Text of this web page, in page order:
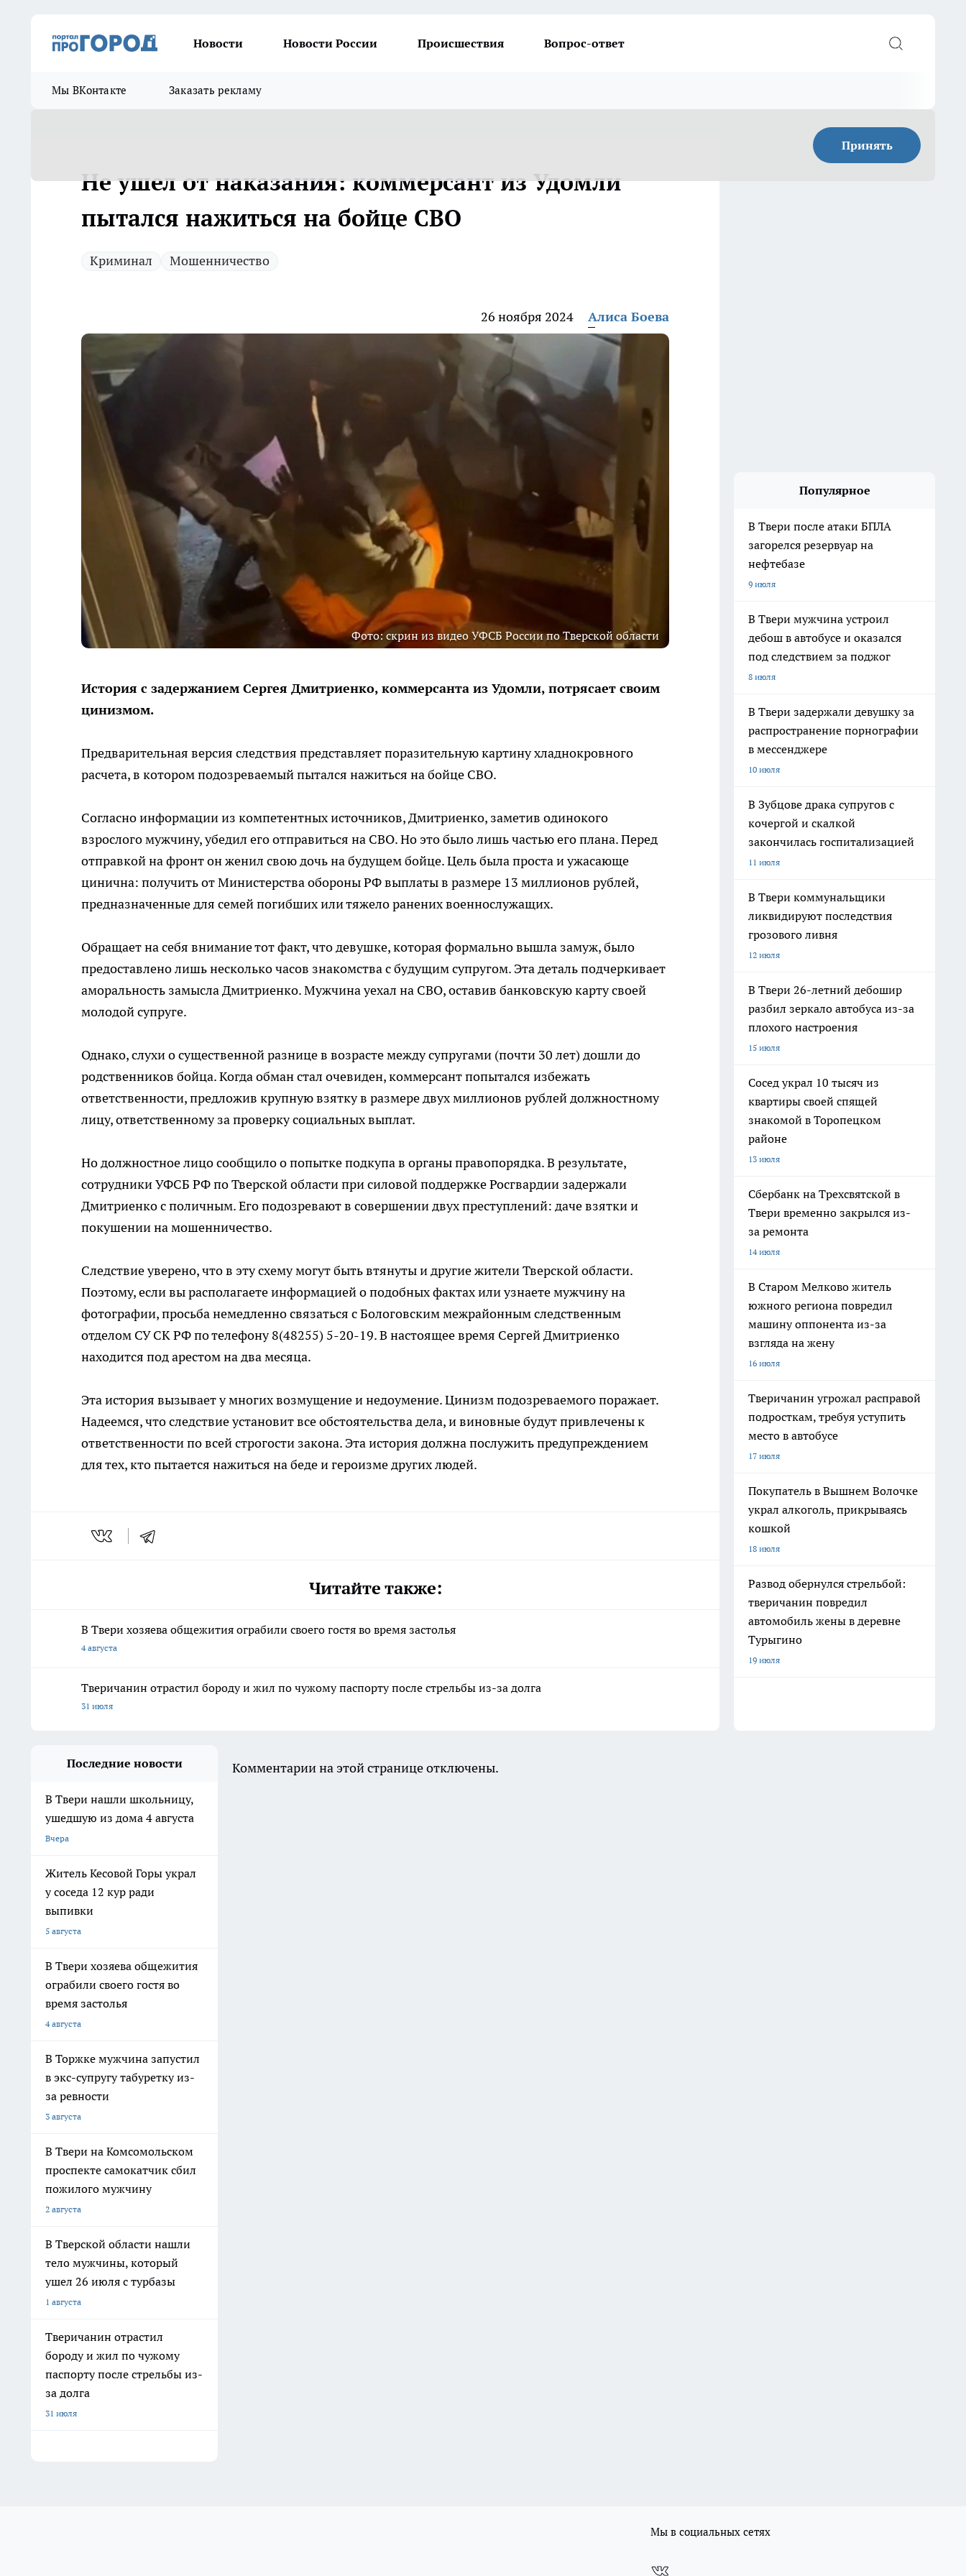
Новости Новости России Происшествия Вопрос-ответ
Мы ВКонтакте Заказать рекламу
Принять
Не ушел от наказания: коммерсант из Удомли
пытался нажиться на бойце СВО
Криминал Мошенничество
26 ноября 2024 Алиса Боева
Фото: скрин из видео УФСБ России по Тверской области
История с задержанием Сергея Дмитриенко, коммерсанта из Удомли, потрясает своим
цинизмом.
Предварительная версия следствия представляет поразительную картину хладнокровного
расчета, в котором подозреваемый пытался нажиться на бойце СВО.
Согласно информации из компетентных источников, Дмитриенко, заметив одинокого
взрослого мужчину, убедил его отправиться на СВО. Но это было лишь частью его плана. Перед
отправкой на фронт он женил свою дочь на будущем бойце. Цель была проста и ужасающе
цинична: получить от Министерства обороны РФ выплаты в размере 13 миллионов рублей,
предназначенные для семей погибших или тяжело ранених военнослужащих.
Обращает на себя внимание тот факт, что девушке, которая формально вышла замуж, было
предоставлено лишь несколько часов знакомства с будущим супругом. Эта деталь подчеркивает
аморальность замысла Дмитриенко. Мужчина уехал на СВО, оставив банковскую карту своей
молодой супруге.
Однако, слухи о существенной разнице в возрасте между супругами (почти 30 лет) дошли до
родственников бойца. Когда обман стал очевиден, коммерсант попытался избежать
ответственности, предложив крупную взятку в размере двух миллионов рублей должностному
лицу, ответственному за проверку социальных выплат.
Но должностное лицо сообщило о попытке подкупа в органы правопорядка. В результате,
сотрудники УФСБ РФ по Тверской области при силовой поддержке Росгвардии задержали
Дмитриенко с поличным. Его подозревают в совершении двух преступлений: даче взятки и
покушении на мошенничество.
Следствие уверено, что в эту схему могут быть втянуты и другие жители Тверской области.
Поэтому, если вы располагаете информацией о подобных фактах или узнаете мужчину на
фотографии, просьба немедленно связаться с Бологовским межрайонным следственным
отделом СУ СК РФ по телефону 8(48255) 5-20-19. В настоящее время Сергей Дмитриенко
находится под арестом на два месяца.
Эта история вызывает у многих возмущение и недоумение. Цинизм подозреваемого поражает.
Надеемся, что следствие установит все обстоятельства дела, и виновные будут привлечены к
ответственности по всей строгости закона. Эта история должна послужить предупреждением
для тех, кто пытается нажиться на беде и героизме других людей.
Читайте также:
В Твери хозяева общежития ограбили своего гостя во время застолья
4 августа
Тверичанин отрастил бороду и жил по чужому паспорту после стрельбы из-за долга
31 июля
Популярное
В Твери после атаки БПЛА
загорелся резервуар на
нефтебазе
9 июля
В Твери мужчина устроил
дебош в автобусе и оказался
под следствием за поджог
8 июля
В Твери задержали девушку за
распространение порнографии
в мессенджере
10 июля
В Зубцове драка супругов с
кочергой и скалкой
закончилась госпитализацией
11 июля
В Твери коммунальщики
ликвидируют последствия
грозового ливня
12 июля
В Твери 26-летний дебошир
разбил зеркало автобуса из-за
плохого настроения
15 июля
Сосед украл 10 тысяч из
квартиры своей спящей
знакомой в Торопецком
районе
13 июля
Сбербанк на Трехсвятской в
Твери временно закрылся из-
за ремонта
14 июля
В Старом Мелково житель
южного региона повредил
машину оппонента из-за
взгляда на жену
16 июля
Тверичанин угрожал расправой
подросткам, требуя уступить
место в автобусе
17 июля
Покупатель в Вышнем Волочке
украл алкоголь, прикрываясь
кошкой
18 июля
Развод обернулся стрельбой:
тверичанин повредил
автомобиль жены в деревне
Турыгино
19 июля
Последние новости
В Твери нашли школьницу,
ушедшую из дома 4 августа
Вчера
Житель Кесовой Горы украл
у соседа 12 кур ради
выпивки
5 августа
В Твери хозяева общежития
ограбили своего гостя во
время застолья
4 августа
В Торжке мужчина запустил
в экс-супругу табуретку из-
за ревности
3 августа
В Твери на Комсомольском
проспекте самокатчик сбил
пожилого мужчину
2 августа
В Тверской области нашли
тело мужчины, который
ушел 26 июля с турбазы
1 августа
Тверичанин отрастил
бороду и жил по чужому
паспорту после стрельбы из-
за долга
31 июля
Комментарии на этой странице отключены.
Мы в социальных сетях